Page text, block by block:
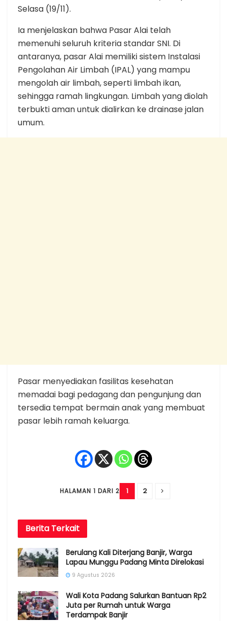
Selasa (19/11).
Ia menjelaskan bahwa Pasar Alai telah
memenuhi seluruh kriteria standar SNI. Di
antaranya, pasar Alai memiliki sistem Instalasi
Pengolahan Air Limbah (IPAL) yang mampu
mengolah air limbah, seperti limbah ikan,
sehingga ramah lingkungan. Limbah yang diolah
terbukti aman untuk dialirkan ke drainase jalan
umum.
Pasar menyediakan fasilitas kesehatan
memadai bagi pedagang dan pengunjung dan
tersedia tempat bermain anak yang membuat
pasar lebih ramah keluarga.
HALAMAN 1 DARI 2 1 2
Berita Terkait
Berulang Kali Diterjang Banjir, Warga
Lapau Munggu Padang Minta Direlokasi
9 Agustus 2026
Wali Kota Padang Salurkan Bantuan Rp2
Juta per Rumah untuk Warga
Terdampak Banjir